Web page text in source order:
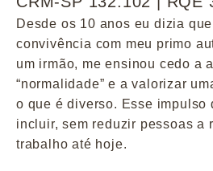
Desde os 10 anos eu dizia
convivência com meu primo
um irmão, me ensinou cedo a
“normalidade” e a valorizar
o que é diverso. Esse impulso
incluir, sem reduzir pessoas a
trabalho até hoje.